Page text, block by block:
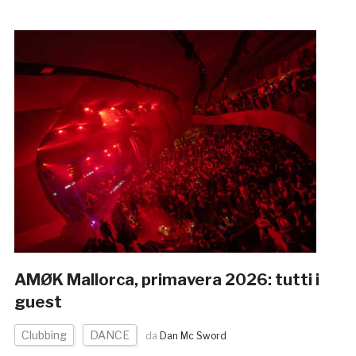
AMØK Mallorca, primavera 2026: tutti i
guest
Clubbing DANCE da Dan Mc Sword